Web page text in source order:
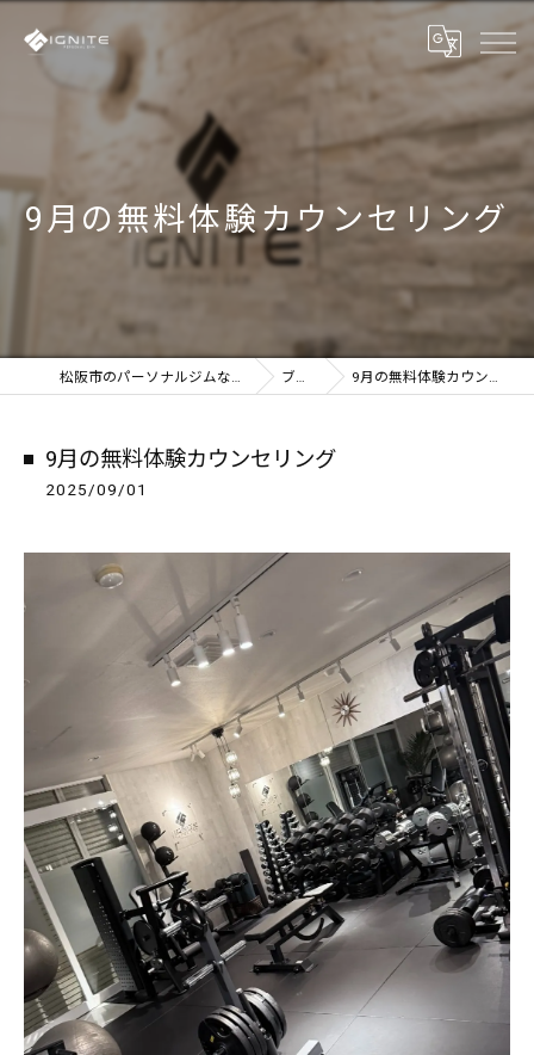
9月の無料体験カウンセリング
松阪市のパーソナルジムならIGNITE ブログ 9月の無料体験カウンセリング
9月の無料体験カウンセリング
2025/09/01